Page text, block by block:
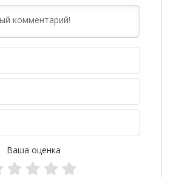
Ваша оценка